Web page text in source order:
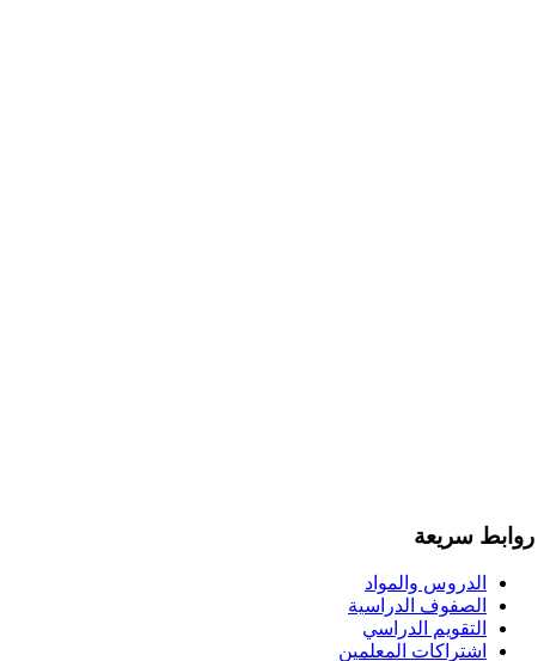
روابط سريعة
الدروس والمواد
الصفوف الدراسية
التقويم الدراسي
اشتراكات المعلمين